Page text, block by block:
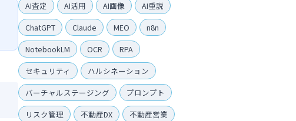
AI査定
AI活用 AI画像
AI重説
ChatGPT
Claude MEO
n8n
NotebookLM
OCR
RPA
セキュリティ
ハルシネーション
バーチャルステージング
プロンプト
リスク管理
不動産DX
不動産営業